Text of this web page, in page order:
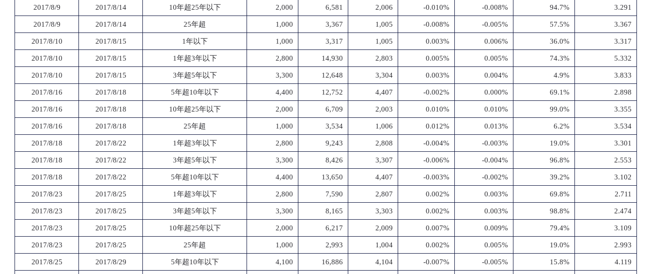
2017/8/9 2017/8/14 10年超25年以下 2,000 6,581 2,006 -0.010% -0.008% 94.7% 3.291
2017/8/9 2017/8/14 25年超 1,000 3,367 1,005 -0.008% -0.005% 57.5% 3.367
2017/8/10 2017/8/15 1年以下 1,000 3,317 1,005 0.003% 0.006% 36.0% 3.317
2017/8/10 2017/8/15 1年超3年以下 2,800 14,930 2,803 0.005% 0.005% 74.3% 5.332
2017/8/10 2017/8/15 3年超5年以下 3,300 12,648 3,304 0.003% 0.004% 4.9% 3.833
2017/8/16 2017/8/18 5年超10年以下 4,400 12,752 4,407 -0.002% 0.000% 69.1% 2.898
2017/8/16 2017/8/18 10年超25年以下 2,000 6,709 2,003 0.010% 0.010% 99.0% 3.355
2017/8/16 2017/8/18 25年超 1,000 3,534 1,006 0.012% 0.013% 6.2% 3.534
2017/8/18 2017/8/22 1年超3年以下 2,800 9,243 2,808 -0.004% -0.003% 19.0% 3.301
2017/8/18 2017/8/22 3年超5年以下 3,300 8,426 3,307 -0.006% -0.004% 96.8% 2.553
2017/8/18 2017/8/22 5年超10年以下 4,400 13,650 4,407 -0.003% -0.002% 39.2% 3.102
2017/8/23 2017/8/25 1年超3年以下 2,800 7,590 2,807 0.002% 0.003% 69.8% 2.711
2017/8/23 2017/8/25 3年超5年以下 3,300 8,165 3,303 0.002% 0.003% 98.8% 2.474
2017/8/23 2017/8/25 10年超25年以下 2,000 6,217 2,009 0.007% 0.009% 79.4% 3.109
2017/8/23 2017/8/25 25年超 1,000 2,993 1,004 0.002% 0.005% 19.0% 2.993
2017/8/25 2017/8/29 5年超10年以下 4,100 16,886 4,104 -0.007% -0.005% 15.8% 4.119